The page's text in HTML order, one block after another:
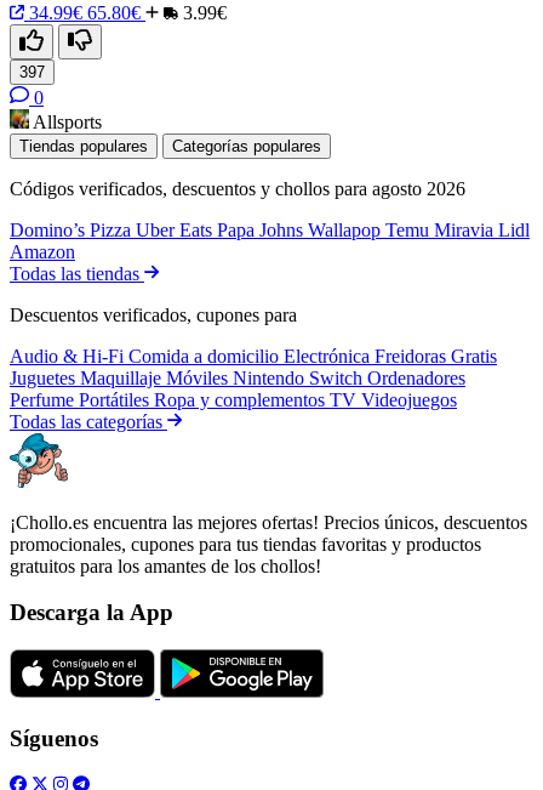
34.99€ 65.80€ 3.99€
397
0
Allsports
Tiendas populares Categorías populares
Códigos verificados, descuentos y chollos para agosto 2026
Domino’s Pizza Uber Eats Papa Johns Wallapop Temu Miravia Lidl
Amazon
Todas las tiendas
Descuentos verificados, cupones para
Audio & Hi-Fi Comida a domicilio Electrónica Freidoras Gratis
Juguetes Maquillaje Móviles Nintendo Switch Ordenadores
Perfume Portátiles Ropa y complementos TV Videojuegos
Todas las categorías
¡Chollo.es encuentra las mejores ofertas! Precios únicos, descuentos
promocionales, cupones para tus tiendas favoritas y productos
gratuitos para los amantes de los chollos!
Descarga la App
Síguenos